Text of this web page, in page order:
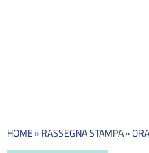
HOME»RASSEGNA STAMPA»